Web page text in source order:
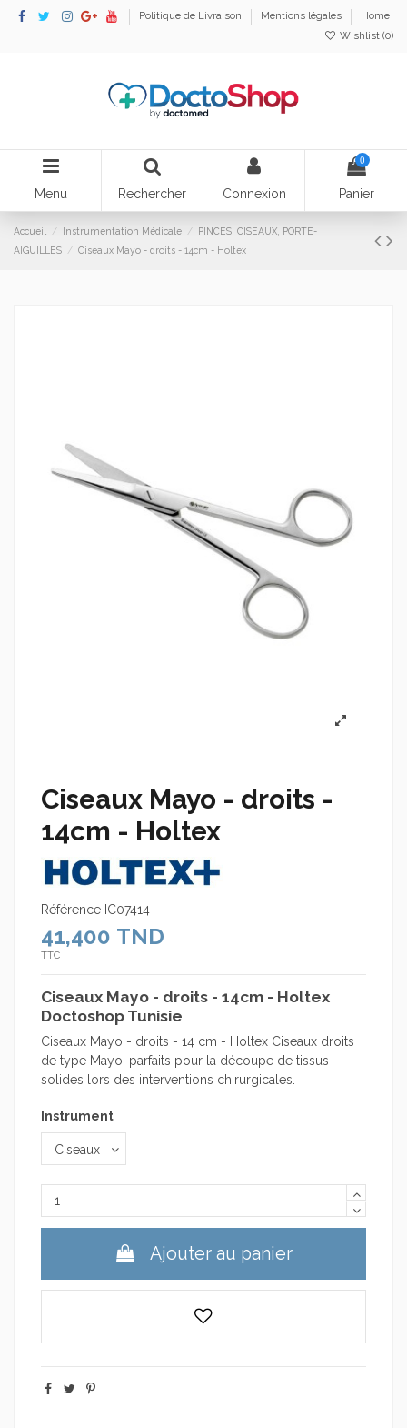
Politique de Livraison Mentions légales
Home
Wishlist (0)
Menu Rechercher Connexion
0
Panier
Accueil Instrumentation Médicale
PINCES, CISEAUX, PORTE-
AIGUILLES
Ciseaux Mayo - droits - 14cm - Holtex
Ciseaux Mayo - droits -
14cm - Holtex
Référence IC07414
41,400 TND
TTC
Ciseaux Mayo - droits - 14cm - Holtex
Doctoshop Tunisie
Ciseaux Mayo - droits - 14 cm - Holtex Ciseaux droits
de type Mayo, parfaits pour la découpe de tissus
solides lors des interventions chirurgicales.
Instrument
Ajouter au panier